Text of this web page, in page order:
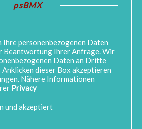
Ihre personenbezogenen Daten
Beantwortung Ihrer Anfrage. Wir
Daten an Dritte
dieser Box akzeptieren
Nähere Informationen
Privacy
und akzeptiert